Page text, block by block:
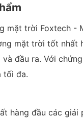
mặt trời Foxtech
mặt trời tốt
đầu ra. Với
tối đa.
hàng đầu các